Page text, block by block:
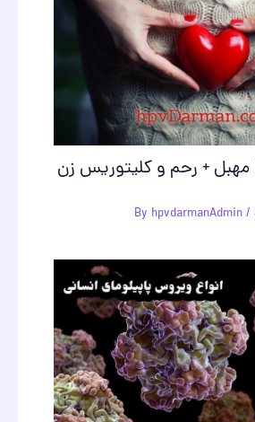
+ رحم و کليتوريس زن
/ By
hpvdarmanAdmin